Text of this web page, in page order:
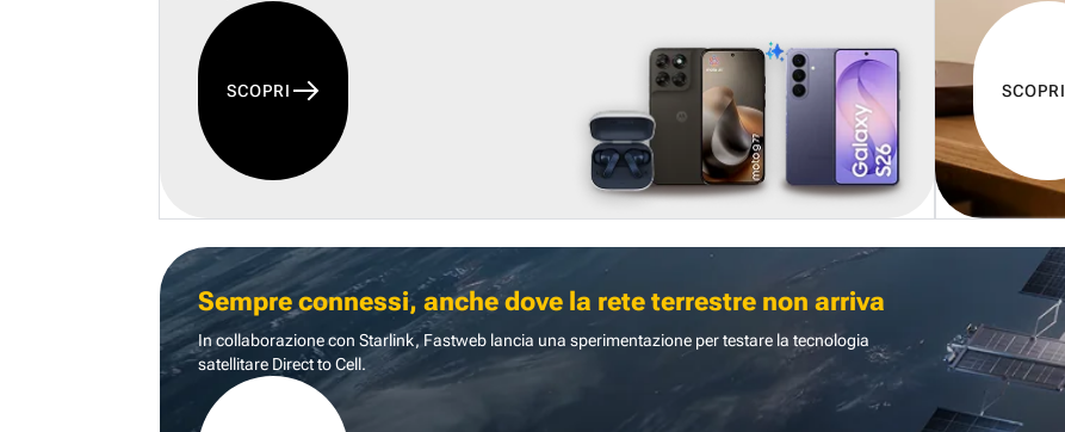
SCOPRI SCOPRI
Sempre connessi, anche dove la rete terrestre non arriva
In collaborazione con Starlink, Fastweb lancia una sperimentazione per testare la tecnologia
satellitare Direct to Cell.